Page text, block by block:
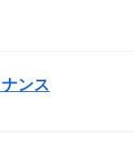
ンス